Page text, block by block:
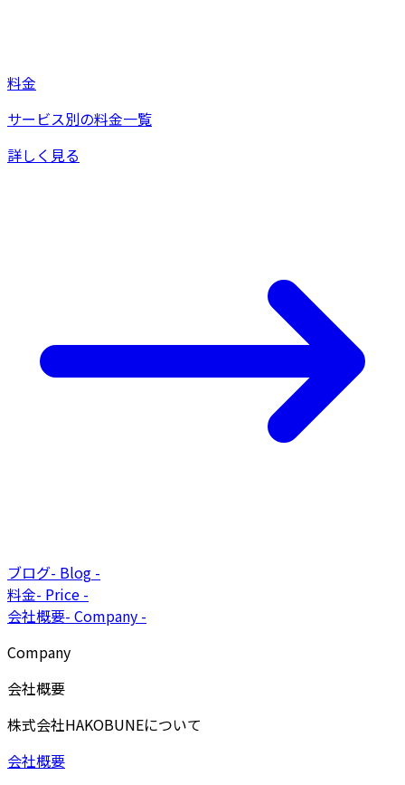
料金
サービス別の料金一覧
詳しく見る
ブログ- Blog -
料金- Price -
会社概要- Company -
Company
会社概要
株式会社HAKOBUNEについて
会社概要